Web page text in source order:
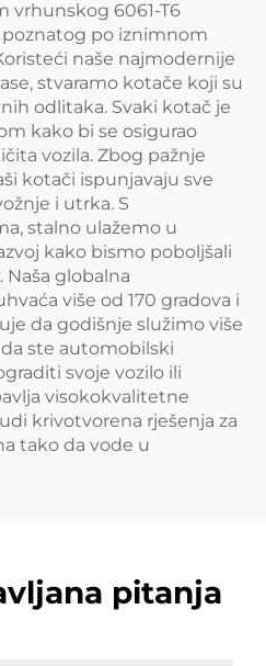
vrhunskog 6061-T6
po iznimnom
naše najmodernije
stvaramo kotače koji su
odlitaka. Svaki kotač je
kako bi se osigurao
vozila. Zbog pažnje
kotači ispunjavaju sve
i utrka. S
stalno ulažemo u
kako bismo poboljšali
globalna
više od 170 gradova i
da godišnje služimo više
ste automobilski
svoje vozilo ili
visokokvalitetne
krivotvorena rješenja za
tako da vode u
pitanja